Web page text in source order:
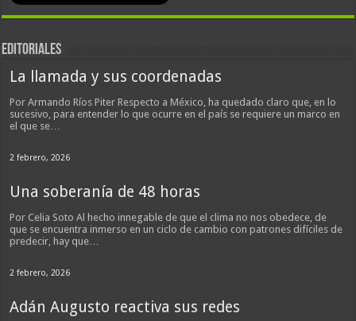
EDITORIALES
La llamada y sus coordenadas
Por Armando Ríos Piter Respecto a México, ha quedado claro que, en lo
sucesivo, para entender lo que ocurre en el país se requiere un marco en
el que se…
2 febrero, 2026
Una soberanía de 48 horas
Por Celia Soto Al hecho innegable de que el clima no nos obedece, de
que se encuentra inmerso en un ciclo de cambio con patrones difíciles de
predecir, hay que…
2 febrero, 2026
Adán Augusto reactiva sus redes